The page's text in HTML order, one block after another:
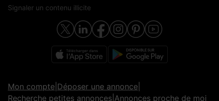
Signaler un contenu illicite
Mon compte Déposer une annonce
Recherche petites annonces Annonces proche de moi